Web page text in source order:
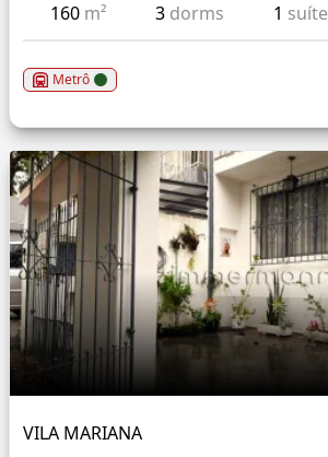
160 m² 3 dorms 1 suíte
Metrô
VILA MARIANA